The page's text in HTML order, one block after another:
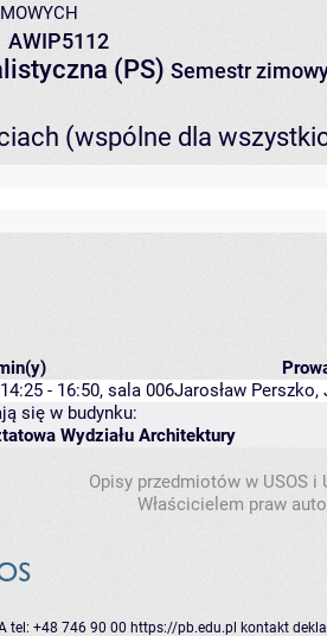
AWIP5112
(PS) Semestr
(wspólne dla
- 16:50, sala 006Jarosław Perszko,
się w budynku:
Wydziału Architektury
Opisy przedmiotów w USOS
Właścicielem praw
tel: +48 746 90 00 https://pb.edu.pl kontakt